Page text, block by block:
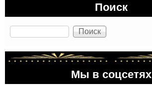
Поиск
Поиск
Мы в соцсетях